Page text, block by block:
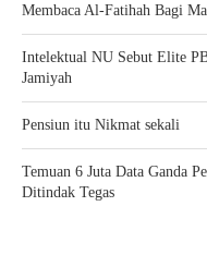
Membaca Al-Fatihah Bagi
Intelektual NU Sebut Elite
Jamiyah
Pensiun itu Nikmat sekali
Temuan 6 Juta Data Ganda
Ditindak Tegas